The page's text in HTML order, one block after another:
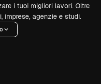
i tuoi migliori lavori. Oltre
imprese, agenzie e studi.